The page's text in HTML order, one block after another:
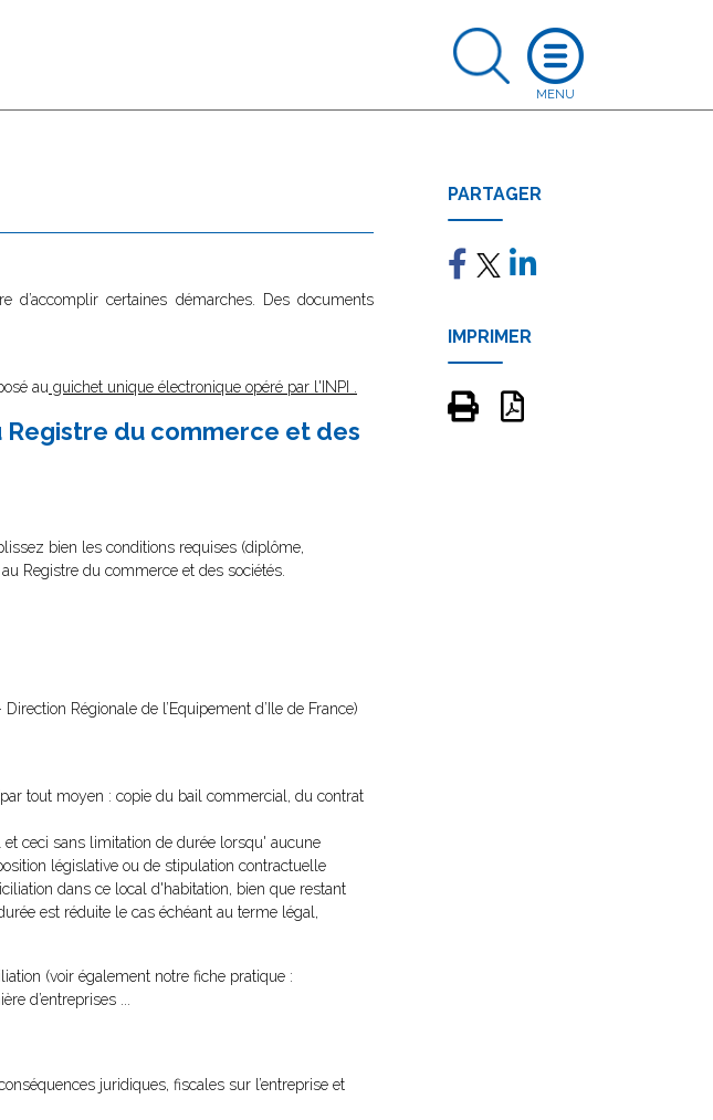
d’accomplir certaines démarches. Des documents
au guichet unique électronique opéré par l'INPI
du commerce et des
bien les conditions requises (diplôme,
Registre du commerce et des sociétés.
Régionale de l’Equipement d’Ile de France)
tout moyen : copie du bail commercial, du contrat
ceci sans limitation de durée lorsqu' aucune
législative ou de stipulation contractuelle
dans ce local d'habitation, bien que restant
est réduite le cas échéant au terme légal,
(voir également notre fiche pratique :
d’entreprises ...
juridiques, fiscales sur l’entreprise et
PARTAGER
IMPRIMER